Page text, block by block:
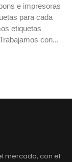
Etiquetas
identificación, el
Conocé
mercado, con el